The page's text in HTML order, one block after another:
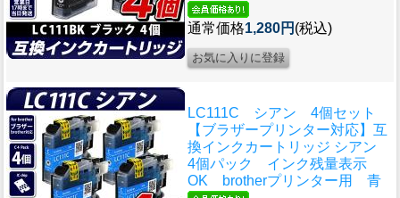
通常価格1,280円 (税込)
LC111C シアン 4個セット
【ブラザープリンター対応】互
換インクカートリッジ シアン
4個パック インク残量表示
OK brotherプリンター用 青